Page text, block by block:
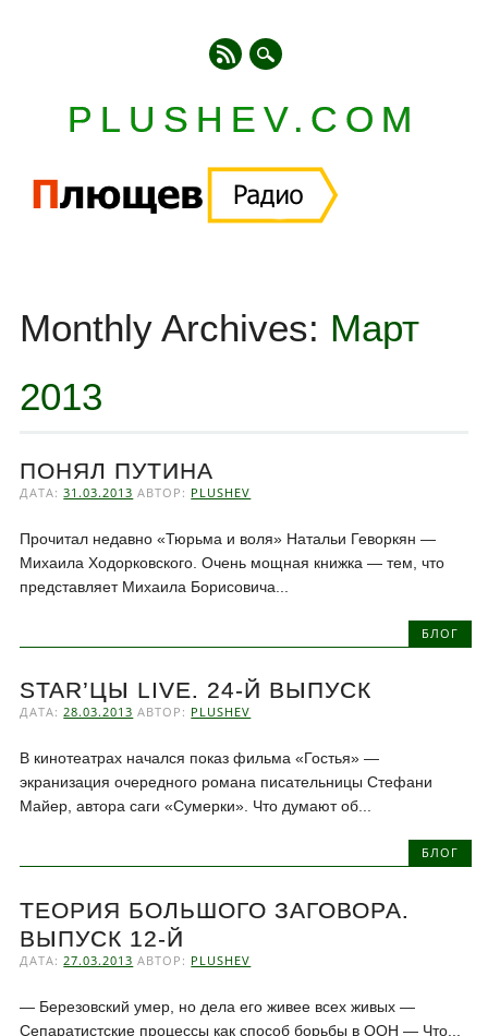
PLUSHEV.COM
content
Monthly Archives: Март
2013
ПОНЯЛ ПУТИНА
ДАТА:31.03.2013 АВТОР: PLUSHEV
Прочитал недавно «Тюрьма и воля» Натальи Геворкян —
Михаила Ходорковского. Очень мощная книжка — тем, что
представляет Михаила Борисовича...
БЛОГ
STAR’ЦЫ LIVE. 24-Й ВЫПУСК
ДАТА:28.03.2013 АВТОР: PLUSHEV
В кинотеатрах начался показ фильма «Гостья» —
экранизация очередного романа писательницы Стефани
Майер, автора саги «Сумерки». Что думают об...
БЛОГ
ТЕОРИЯ БОЛЬШОГО ЗАГОВОРА.
ВЫПУСК 12-Й
ДАТА: 27.03.2013 АВТОР: PLUSHEV
— Березовский умер, но дела его живее всех живых —
Сепаратистские процессы как способ борьбы в ООН — Что...